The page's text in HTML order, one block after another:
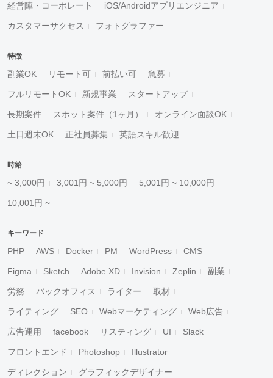
経営陣・コーポレート iOS/Androidアプリエンジニア
カスタマーサクセス フォトグラファー
特徴
副業OK リモート可 前払い可 急募
フルリモートOK 新規事業 スタートアップ
長期案件 スポット案件（1ヶ月） オンライン面談OK
土日週末OK 正社員募集 英語スキル歓迎
時給
~ 3,000円 3,001円 ~ 5,000円 5,001円 ~ 10,000円
10,001円 ~
キーワード
PHP AWS Docker PM WordPress CMS
Figma Sketch Adobe XD Invision Zeplin 副業
労務 バックオフィス ライター 取材
ライティング SEO Webマーケティング Web広告
広告運用 facebook リスティング UI Slack
フロントエンド Photoshop Illustrator
ディレクション グラフィックデザイナー